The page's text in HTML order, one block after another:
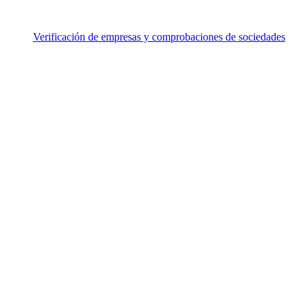
Verificación de empresas y comprobaciones de sociedades